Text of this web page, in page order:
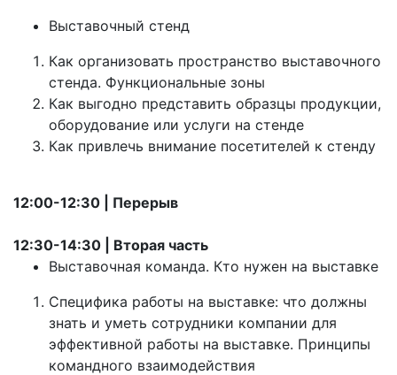
Выставочный стенд
Как организовать пространство выставочного
стенда. Функциональные зоны
Как выгодно представить образцы продукции,
оборудование или услуги на стенде
Как привлечь внимание посетителей к стенду
12:00-12:30 | Перерыв
12:30-14:30 | Вторая часть
Выставочная команда. Кто нужен на выставке
Специфика работы на выставке: что должны
знать и уметь сотрудники компании для
эффективной работы на выставке. Принципы
командного взаимодействия